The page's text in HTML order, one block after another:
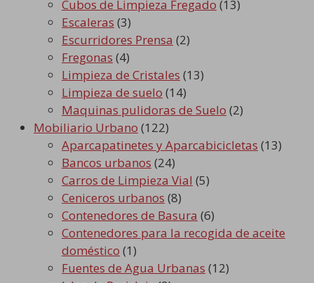
Cubos de Limpieza Fregado (13)
Escaleras (3)
Escurridores Prensa (2)
Fregonas (4)
Limpieza de Cristales (13)
Limpieza de suelo (14)
Maquinas pulidoras de Suelo (2)
Mobiliario Urbano (122)
Aparcapatinetes y Aparcabicicletas (13)
Bancos urbanos (24)
Carros de Limpieza Vial (5)
Ceniceros urbanos (8)
Contenedores de Basura (6)
Contenedores para la recogida de aceite
doméstico (1)
Fuentes de Agua Urbanas (12)